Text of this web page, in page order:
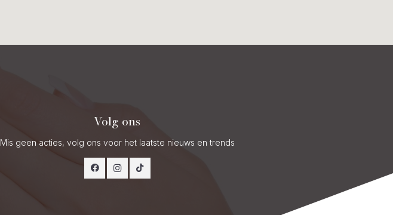
Volg ons
Mis geen acties, volg ons voor het laatste nieuws en trends